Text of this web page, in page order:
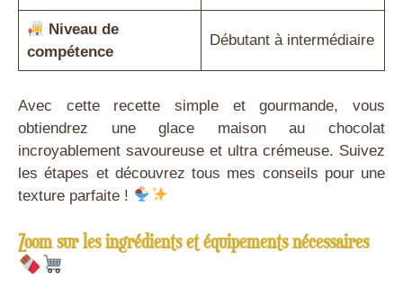
Niveau de
compétence
Débutant à intermédiaire
Avec cette recette simple et gourmande, vous
obtiendrez une glace maison au chocolat
incroyablement savoureuse et ultra crémeuse. Suivez
les étapes et découvrez tous mes conseils pour une
texture parfaite !
Zoom sur les ingrédients et équipements nécessaires